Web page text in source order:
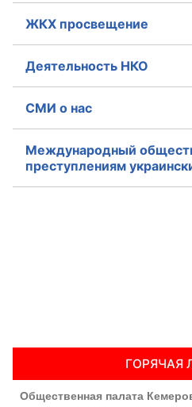
Аппарат ОП КО
УСТАВ ГКУ “АППАРАТ ОП
ЖКХ просвещение
Деятельность НКО
СМИ о нас
Международный
преступлениям
ГОРЯЧАЯ
Общественная палата